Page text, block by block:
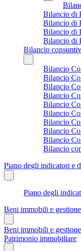
Bilancio di
Bilancio di
Bilancio di
Bilancio di
Bilancio
Bilancio
Bilancio
Bilancio
Bilancio
Bilancio
Bilancio
Bilancio
Bilancio
Bilancio
Bilancio
Piano degli indicatori e
Piano degli
Beni immobili e
Beni immobili e
Patrimonio immobiliare